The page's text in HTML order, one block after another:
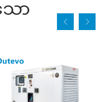
ော